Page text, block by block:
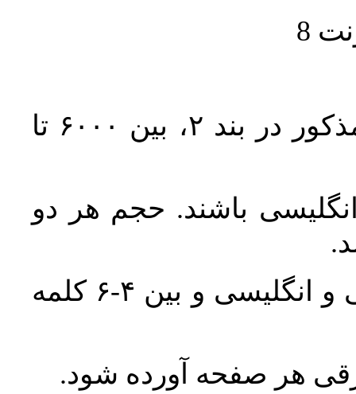
حجم کل مقاله با احتساب تمام بخش‌های مذکور در بند ۲، بین ۶۰۰۰ تا
باشند. حجم هر دو
واژگان کلیدی بلافاصله پس از چکیده فارسی و انگلیسی و بین ۴-۶ کلمه
هر صفحه آورده شود.